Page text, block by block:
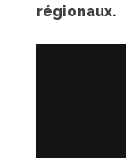
régionaux.